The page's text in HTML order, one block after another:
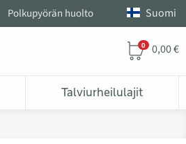
Polkupyörän huolto Suomi
0 0,00 €
Talviurheilulajit